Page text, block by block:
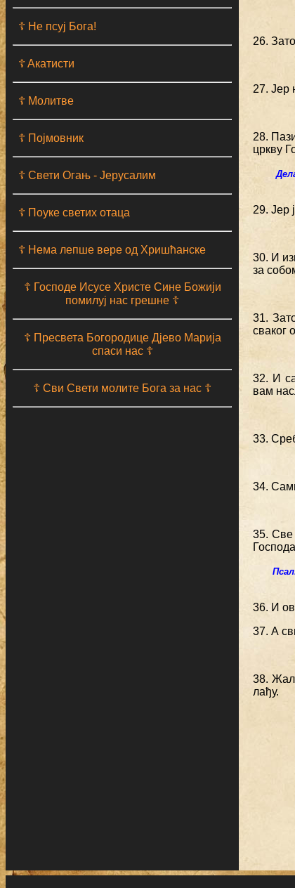
☦ Не псуј Бога!
☦ Aкатисти
☦ Молитве
☦ Појмовник
☦ Свети Огањ - Јерусалим
☦ Поуке светих отаца
☦ Нема лепше вере од Хришћанске
☦ Господе Исусе Христе Сине Божији
помилуј нас грешне ☦
☦ Пресвета Богородице Дјево Марија
спаси нас ☦
☦ Сви Свети молите Бога за нас ☦
26.
27. Јер
28.
цркву
29. Јер
30. И
за
31.
сваког
32. И
вам
33.
34.
35. Све
36. И
37. А
38.
лађу.